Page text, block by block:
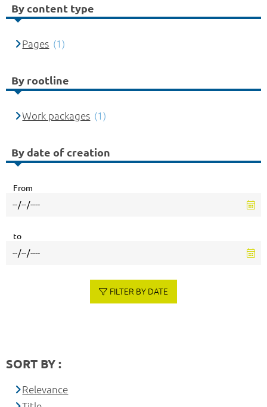
By content type
Pages (1)
By rootline
Work packages (1)
By date of creation
From
to
FILTER BY DATE
SORT BY :
Relevance